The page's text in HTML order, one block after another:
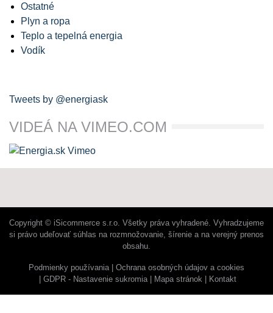
Ostatné
Plyn a ropa
Teplo a tepelná energia
Vodík
Tweets by @energiask
VIDEÁ NA VIMEO.COM
Copyright © iSicommerce s.r.o. Všetky práva vyhradené. Vyhradzujeme
si právo udeľovať súhlas na rozmnožovanie, šírenie a na verejný prenos
obsahu.
Podmienky používania
Ochrana osobných údajov a cookies
GDPR - Nastavenie sukromia
Mapa stránok Kontakt